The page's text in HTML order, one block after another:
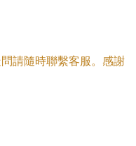
請隨時聯繫客服。感謝